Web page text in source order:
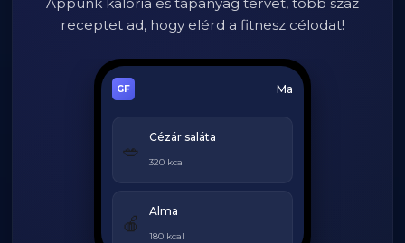
receptet ad, hogy elérd a fitnesz célodat!
Ma
🥗
Cézár saláta
320 kcal
🍎
Alma
180 kcal